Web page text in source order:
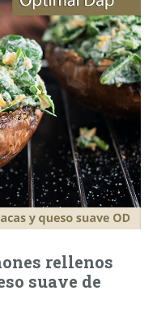
rellenos
suave de